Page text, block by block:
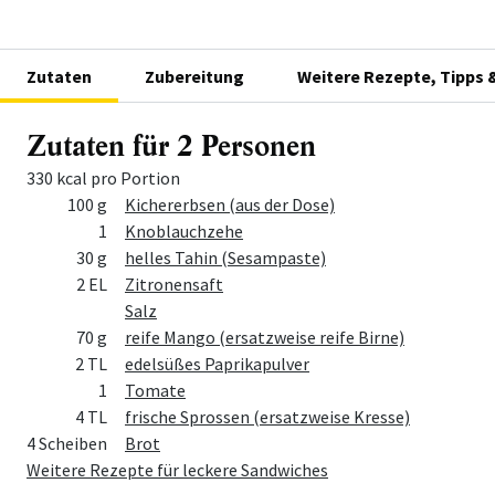
Zutaten Zubereitung Weitere Rezepte, Tipps
Zutaten für 2 Personen
330 kcal pro Portion
MengeZutat
100 g
Kichererbsen (aus der Dose)
1
Knoblauchzehe
30 g
helles Tahin (Sesampaste)
2 EL
Zitronensaft
Salz
70 g
reife Mango (ersatzweise reife Birne)
2 TL
edelsüßes Paprikapulver
1
Tomate
4 TL
frische Sprossen (ersatzweise Kresse)
4 Scheiben
Brot
Weitere Rezepte für leckere Sandwiches